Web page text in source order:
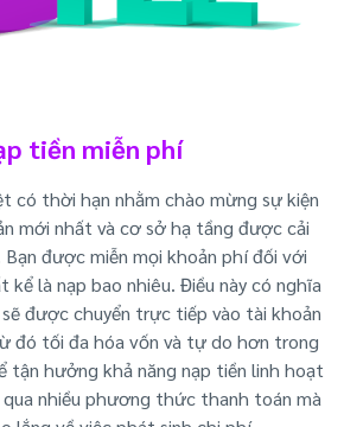
tiền miễn phí
có thời hạn nhằm chào mừng sự kiện
mới nhất và cơ sở hạ tầng được cải
được miễn mọi khoản phí đối với
là nạp bao nhiêu. Điều này có nghĩa
được chuyển trực tiếp vào tài khoản
đó tối đa hóa vốn và tự do hơn trong
tận hưởng khả năng nạp tiền linh hoạt
nhiều phương thức thanh toán mà